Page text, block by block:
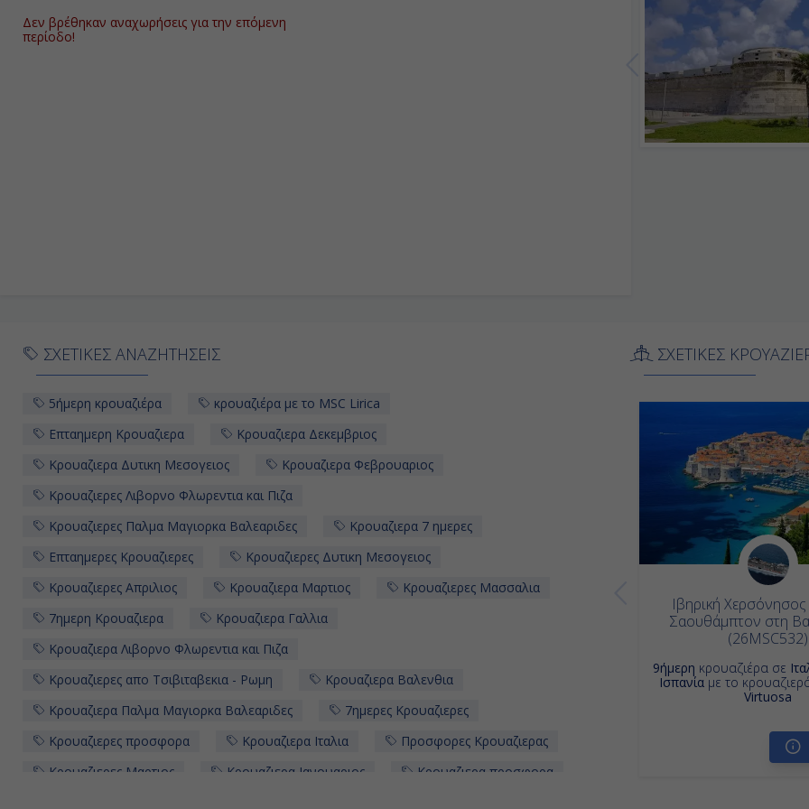
Δεν βρέθηκαν αναχωρήσεις για την επόμενη
περίοδο!
ΣΧΕΤΙΚΕΣ ΑΝΑΖΗΤΗΣΕΙΣ
5ήμερη κρουαζιέρα
κρουαζιέρα με το MSC Lirica
Επταημερη Κρουαζιερα
Κρουαζιερα Δεκεμβριος
Κρουαζιερα Δυτικη Μεσογειος
Κρουαζιερα Φεβρουαριος
Κρουαζιερες Λιβορνο Φλωρεντια και Πιζα
Κρουαζιερες Παλμα Μαγιορκα Βαλεαριδες
Κρουαζιερα 7 ημερες
Επταημερες Κρουαζιερες
Κρουαζιερες Δυτικη Μεσογειος
Κρουαζιερες Απριλιος
Κρουαζιερα Μαρτιος
Κρουαζιερες Μασσαλια
7ημερη Κρουαζιερα
Κρουαζιερα Γαλλια
Κρουαζιερα Λιβορνο Φλωρεντια και Πιζα
Κρουαζιερες απο Τσιβιταβεκια - Ρωμη
Κρουαζιερα Βαλενθια
Κρουαζιερα Παλμα Μαγιορκα Βαλεαριδες
7ημερες Κρουαζιερες
Κρουαζιερες προσφορα
Κρουαζιερα Ιταλια
Προσφορες Κρουαζιερας
Κρουαζιερες Μαρτιος
Κρουαζιερα Ιανουαριος
Κρουαζιερα προσφορα
ΣΧΕΤΙΚΕΣ
Ιβηρική
Σαουθάμπτον στη
(26MSC532)
9ήμερη κρουαζιέρα σε
Ισπανίαμε το
Virtuosa